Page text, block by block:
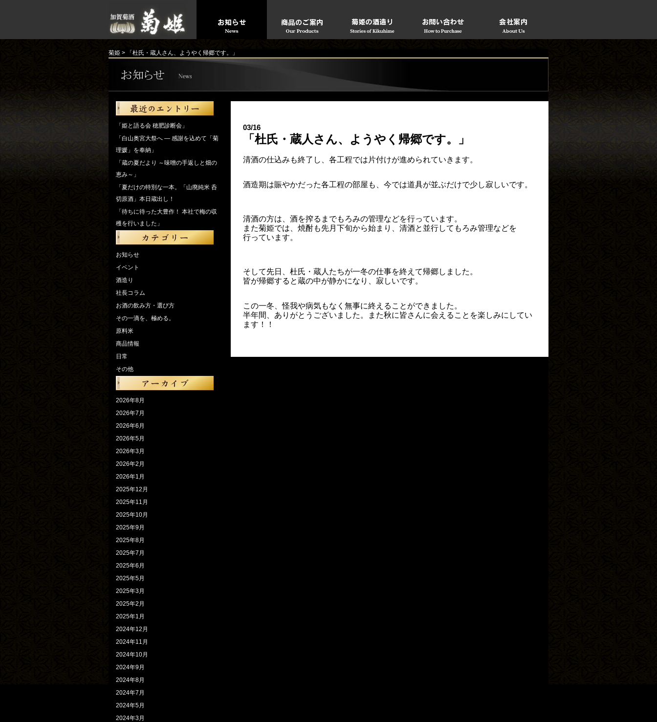
菊姫 > 「杜氏・蔵人さん、ようやく帰郷です。」
03/16
「杜氏・蔵人さん、ようやく帰郷です。」
清酒の仕込みも終了し、各工程では片付けが進められていきます。
酒造期は賑やかだった各工程の部屋も、今では道具が並ぶだけで少し寂しいです。
清酒の方は、酒を搾るまでもろみの管理などを行っています。
また菊姫では、焼酎も先月下旬から始まり、清酒と並行してもろみ管理などを
行っています。
そして先日、杜氏・蔵人たちが一冬の仕事を終えて帰郷しました。
皆が帰郷すると蔵の中が静かになり、寂しいです。
この一冬、怪我や病気もなく無事に終えることができました。
半年間、ありがとうございました。また秋に皆さんに会えることを楽しみにしてい
ます！！
「姫と語る会 穂肥診断会」
「白山奥宮大祭へ ― 感謝を込めて「菊
理媛」を奉納」
「蔵の夏だより ～味噌の手返しと畑の
恵み～」
「夏だけの特別な一本。「山廃純米 呑
切原酒」本日蔵出し！
「待ちに待った大豊作！ 本社で梅の収
穫を行いました」
お知らせ
イベント
酒造り
社長コラム
お酒の飲み方・選び方
その一滴を、極める。
原料米
商品情報
日常
その他
2026年8月
2026年7月
2026年6月
2026年5月
2026年3月
2026年2月
2026年1月
2025年12月
2025年11月
2025年10月
2025年9月
2025年8月
2025年7月
2025年6月
2025年5月
2025年3月
2025年2月
2025年1月
2024年12月
2024年11月
2024年10月
2024年9月
2024年8月
2024年7月
2024年5月
2024年3月